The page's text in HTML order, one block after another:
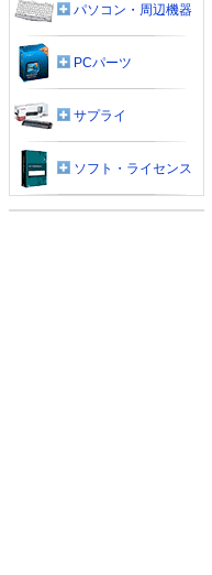
パソコン・周辺機器
PCパーツ
サプライ
ソフト・ライセンス